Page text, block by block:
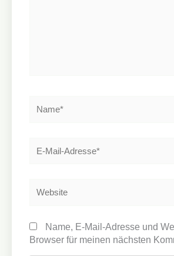
Mail-
Name, E-Mail-Adresse und
Browser für meinen nächsten